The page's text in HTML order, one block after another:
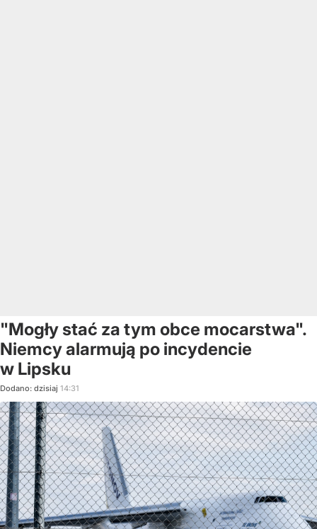
"Mogły stać za tym obce mocarstwa".
Niemcy alarmują po incydencie
w Lipsku
Dodano: dzisiaj 14:31